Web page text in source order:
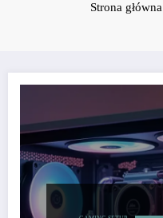
Strona główna